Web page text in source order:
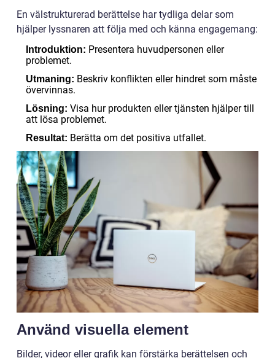
En välstrukturerad berättelse har tydliga delar som
hjälper lyssnaren att följa med och känna engagemang:
Introduktion: Presentera huvudpersonen eller
problemet.
Utmaning: Beskriv konflikten eller hindret som måste
övervinnas.
Lösning: Visa hur produkten eller tjänsten hjälper till
att lösa problemet.
Resultat: Berätta om det positiva utfallet.
Använd visuella element
Bilder, videor eller grafik kan förstärka berättelsen och